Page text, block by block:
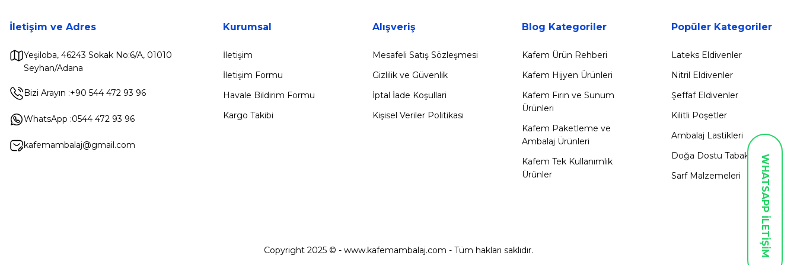
İletişim ve Adres
Yeşiloba, 46243 Sokak No:6/A, 01010
Seyhan/Adana
Bizi Arayın :+90 544 472 93 96
WhatsApp :0544 472 93 96
kafemambalaj@gmail.com
Kurumsal
İletişim
İletişim Formu
Havale Bildirim Formu
Kargo Takibi
Alışveriş
Mesafeli Satış Sözleşmesi
Gizlilik ve Güvenlik
İptal İade Koşullari
Kişisel Veriler Politikası
Blog Kategoriler
Kafem Ürün Rehberi
Kafem Hijyen Ürünleri
Kafem Fırın ve Sunum
Ürünleri
Kafem Paketleme ve
Ambalaj Ürünleri
Kafem Tek Kullanımlık
Ürünler
Popüler Kategoriler
Lateks Eldivenler
Nitril Eldivenler
Şeffaf Eldivenler
Kilitli Poşetler
Ambalaj Lastikleri
Doğa Dostu Tabaklar
Sarf Malzemeleri
Copyright 2025 © - www.kafemambalaj.com - Tüm hakları saklıdır. WHATSAPP İLETİŞİM